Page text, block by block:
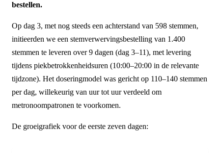
bestellen.
Op dag 3, met nog steeds een achterstand van 598 stemmen,
initieerden we een stemverwervingsbestelling van 1.400
stemmen te leveren over 9 dagen (dag 3–11), met levering
tijdens piekbetrokkenheidsuren (10:00–20:00 in de relevante
tijdzone). Het doseringmodel was gericht op 110–140 stemmen
per dag, willekeurig van uur tot uur verdeeld om
metronoompatronen te voorkomen.
De groeigrafiek voor de eerste zeven dagen: